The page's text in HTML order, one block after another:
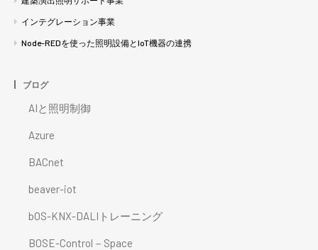
インテグレーション事業
Node-REDを使った照明設備とIoT機器の連携
ブログ
AIと照明制御
Azure
BACnet
beaver-iot
bOS-KNX-DALIトレーニング
BOSE-Control－Space